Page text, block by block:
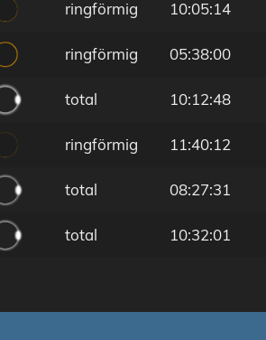
ringförmig 10:05:14
ringförmig 05:38:00
total 10:12:48
ringförmig 11:40:12
total 08:27:31
total 10:32:01